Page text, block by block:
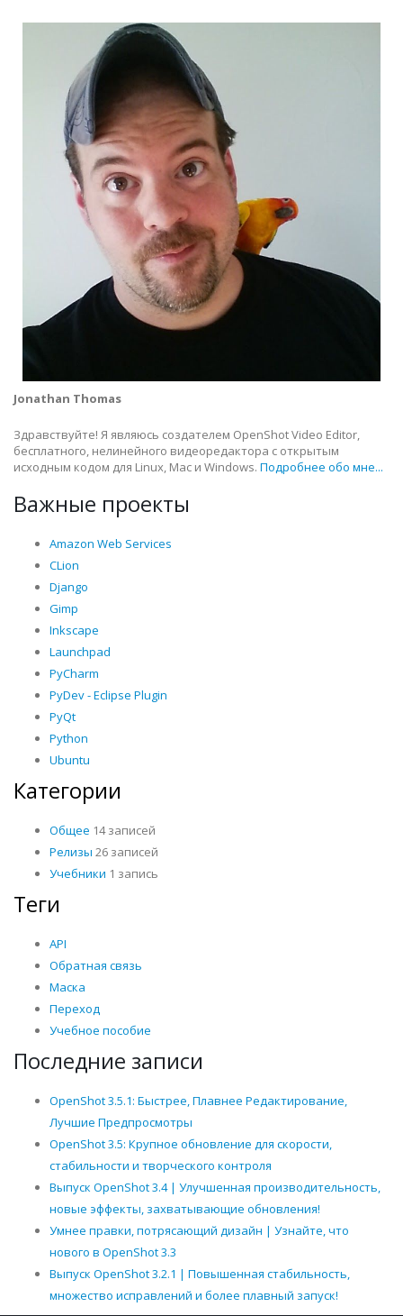
Jonathan Thomas
Здравствуйте! Я являюсь создателем OpenShot Video Editor,
бесплатного, нелинейного видеоредактора с открытым
исходным кодом для Linux, Mac и Windows. Подробнее обо мне...
Важные проекты
Amazon Web Services
CLion
Django
Gimp
Inkscape
Launchpad
PyCharm
PyDev - Eclipse Plugin
PyQt
Python
Ubuntu
Категории
Общее 14 записей
Релизы 26 записей
Учебники 1 запись
Теги
API
Обратная связь
Маска
Переход
Учебное пособие
Последние записи
OpenShot 3.5.1: Быстрее, Плавнее Редактирование,
Лучшие Предпросмотры
OpenShot 3.5: Крупное обновление для скорости,
стабильности и творческого контроля
Выпуск OpenShot 3.4 | Улучшенная производительность,
новые эффекты, захватывающие обновления!
Умнее правки, потрясающий дизайн | Узнайте, что
нового в OpenShot 3.3
Выпуск OpenShot 3.2.1 | Повышенная стабильность,
множество исправлений и более плавный запуск!